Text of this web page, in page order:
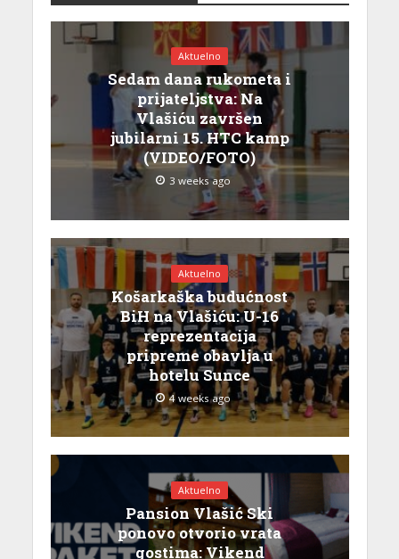
Aktuelno
Sedam dana rukometa i
prijateljstva: Na
Vlašiću završen
jubilarni 15. HTC kamp
(VIDEO/FOTO)
3 weeks ago
Aktuelno
Košarkaška budućnost
BiH na Vlašiću: U-16
reprezentacija
pripreme obavlja u
hotelu Sunce
4 weeks ago
Aktuelno
Pansion Vlašić Ski
ponovo otvorio vrata
gostima: Vikend